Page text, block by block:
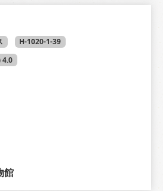
H-1020-1-39
4.0
館